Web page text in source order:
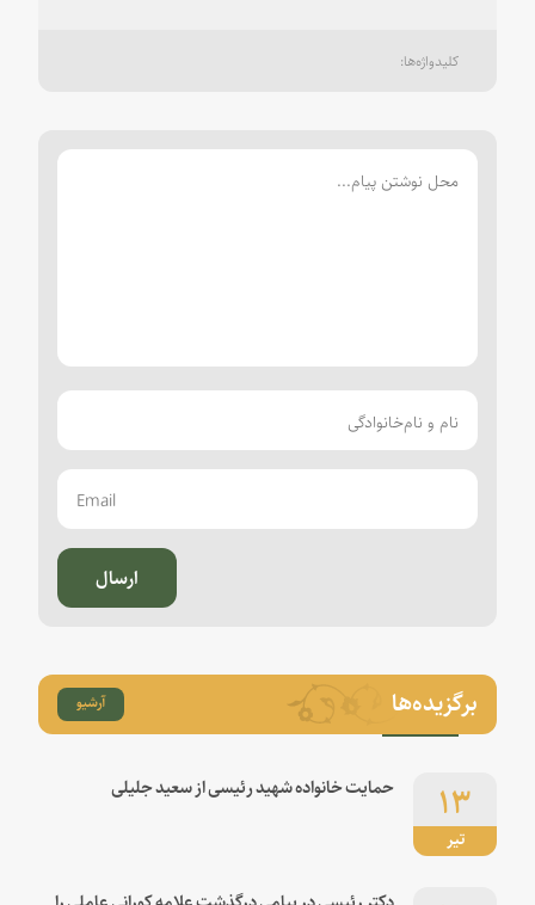
ارسال
برگزیده‌ها آرشیو
تیر
۱۳ حمایت خانواده شهید رئیسی از سعید جلیلی